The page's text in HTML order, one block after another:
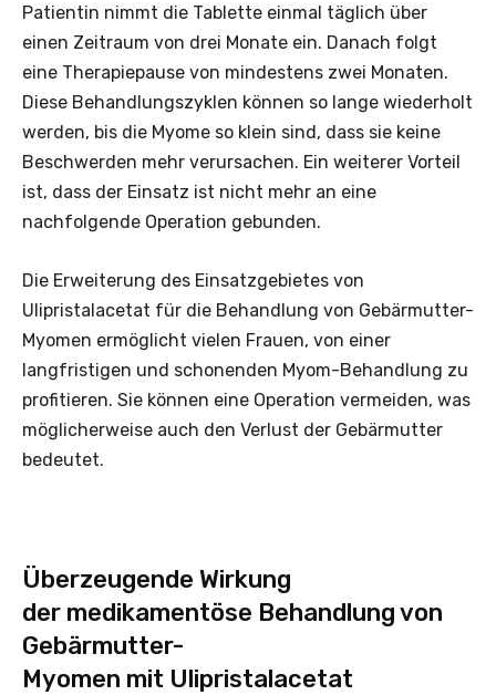
Patientin nimmt die Tablette einmal täglich über
einen Zeitraum von drei Monate ein. Danach folgt
eine Therapiepause von mindestens zwei Monaten.
Diese Behandlungszyklen können so lange wiederholt
werden, bis die Myome so klein sind, dass sie keine
Beschwerden mehr verursachen. Ein weiterer Vorteil
ist, dass der Einsatz ist nicht mehr an eine
nachfolgende Operation gebunden.
Die Erweiterung des Einsatzgebietes von
Ulipristalacetat für die Behandlung von Gebärmutter-
Myomen ermöglicht vielen Frauen, von einer
langfristigen und schonenden Myom-Behandlung zu
profitieren. Sie können eine Operation vermeiden, was
möglicherweise auch den Verlust der Gebärmutter
bedeutet.
Überzeugende Wirkung
der medikamentöse Behandlung von
Gebärmutter-
Myomen mit Ulipristalacetat